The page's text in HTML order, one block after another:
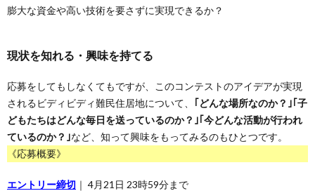
膨大な資金や高い技術を要さずに実現できるか？
現状を知れる・興味を持てる
応募をしてもしなくてもですが、このコンテストのアイデアが実現
されるビディビディ難民住居地について、
｢どんな場所なのか？｣｢子
どもたちはどんな毎日を送っているのか？｣｢今どんな活動が行われ
ているのか？｣など、知って興味をもってみるのもひとつです。
《応募概要》
エントリー締切 ｜ 4月21日 23時59分まで